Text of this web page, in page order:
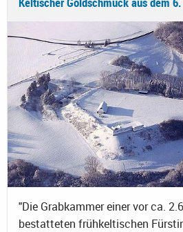
"Die Grabkammer einer vor ca.
bestatteten frühkeltischen